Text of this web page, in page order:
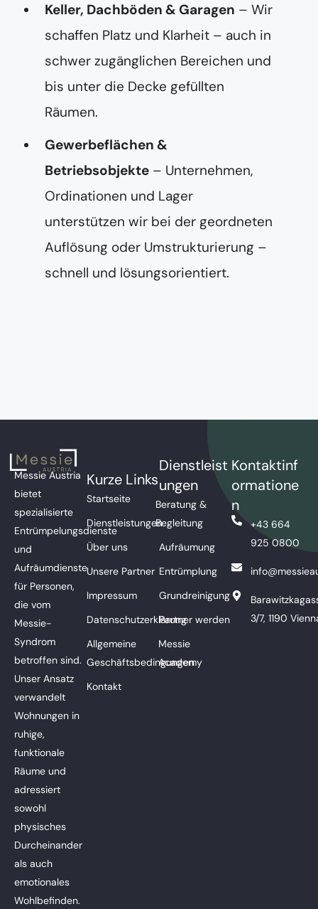
Keller, Dachböden & Garagen – Wir
schaffen Platz und Klarheit – auch in
schwer zugänglichen Bereichen und
bis unter die Decke gefüllten
Räumen.
Gewerbeflächen &
Betriebsobjekte – Unternehmen,
Ordinationen und Lager
unterstützen wir bei der geordneten
Auflösung oder Umstrukturierung –
schnell und lösungsorientiert.
Messie Austria
bietet
spezialisierte
Entrümpelungsdienste
und
Aufräumdienste
für Personen,
die vom
Messie-
Syndrom
betroffen sind.
Unser Ansatz
verwandelt
Wohnungen in
ruhige,
funktionale
Räume und
adressiert
sowohl
physisches
Durcheinander
als auch
emotionales
Wohlbefinden.
Kurze Links
Startseite
Dienstleistungen
Über uns
Unsere Partner
Impressum
Datenschutzerklärung
Allgemeine
Geschäftsbedingungen
Kontakt
Dienstleist
ungen
Beratung &
Begleitung
Aufräumung
Entrümplung
Grundreinigung
Partner werden
Messie
Academy
Kontaktinf
ormatione
n
+43 664
925 0800
3/7, 1190